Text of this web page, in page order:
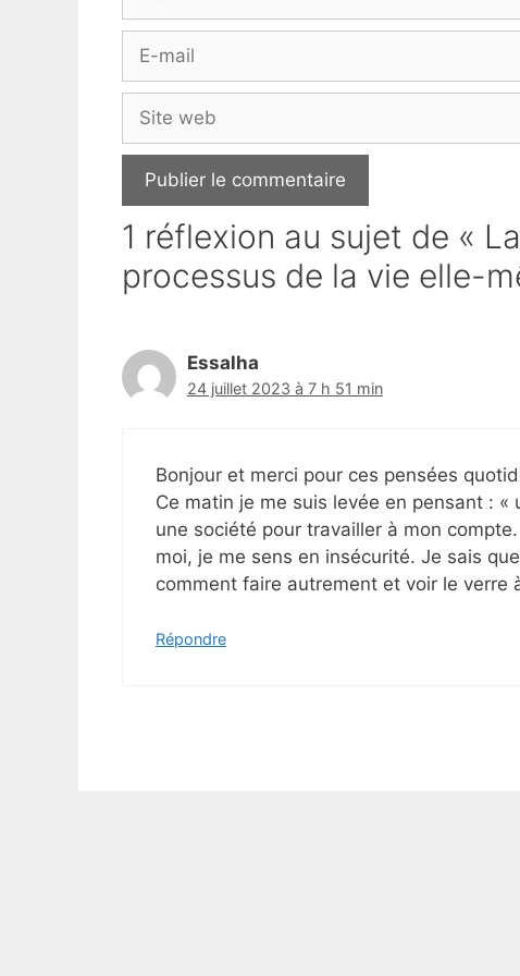
Site
web
1 réflexion au sujet de «
processus de la vie elle-
Essalha
24 juillet 2023 à 7 h 51 min
Bonjour et merci pour ces pensées
Ce matin je me suis levée en pensant : «
une société pour travailler à mon
moi, je me sens en insécurité. Je sais
comment faire autrement et voir le verre
Répondre